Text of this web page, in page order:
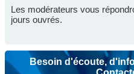
Les modérateurs vous
jours ouvrés.
Besoin d'écoute,